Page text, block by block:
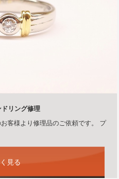
リング修理
客様より修理品のご依頼です。 プ
見る